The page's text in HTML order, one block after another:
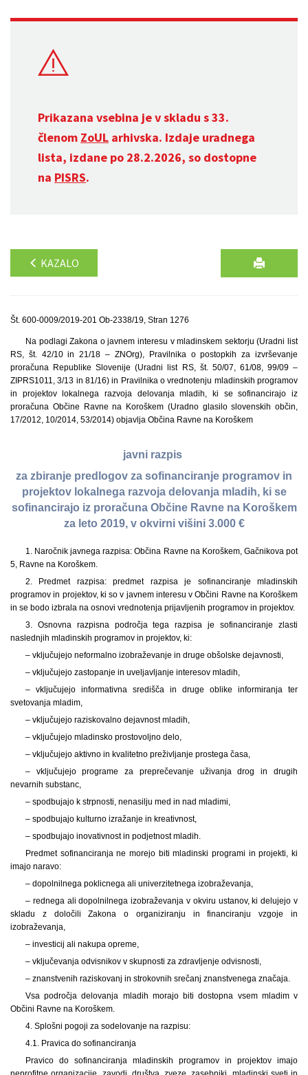
Prikazana vsebina je v skladu s 33.
členom ZoUL arhivska. Izdaje uradnega
lista, izdane po 28.2.2026, so dostopne
na PISRS.
KAZALO
Št. 600-0009/2019-201 Ob-2338/19, Stran 1276
Na podlagi Zakona o javnem interesu v mladinskem sektorju (Uradni list
RS, št. 42/10 in 21/18 – ZNOrg), Pravilnika o postopkih za izvrševanje
proračuna Republike Slovenije (Uradni list RS, št. 50/07, 61/08, 99/09 –
ZIPRS1011, 3/13 in 81/16) in Pravilnika o vrednotenju mladinskih programov
in projektov lokalnega razvoja delovanja mladih, ki se sofinancirajo iz
proračuna Občine Ravne na Koroškem (Uradno glasilo slovenskih občin,
17/2012, 10/2014, 53/2014) objavlja Občina Ravne na Koroškem
javni razpis
za zbiranje predlogov za sofinanciranje programov in
projektov lokalnega razvoja delovanja mladih, ki se
sofinancirajo iz proračuna Občine Ravne na Koroškem
za leto 2019, v okvirni višini 3.000 €
1. Naročnik javnega razpisa: Občina Ravne na Koroškem, Gačnikova pot
5, Ravne na Koroškem.
2. Predmet razpisa: predmet razpisa je sofinanciranje mladinskih
programov in projektov, ki so v javnem interesu v Občini Ravne na Koroškem
in se bodo izbrala na osnovi vrednotenja prijavljenih programov in projektov.
3. Osnovna razpisna področja tega razpisa je sofinanciranje zlasti
naslednjih mladinskih programov in projektov, ki:
– vključujejo neformalno izobraževanje in druge obšolske dejavnosti,
– vključujejo zastopanje in uveljavljanje interesov mladih,
– vključujejo informativna središča in druge oblike informiranja ter
svetovanja mladim,
– vključujejo raziskovalno dejavnost mladih,
– vključujejo mladinsko prostovoljno delo,
– vključujejo aktivno in kvalitetno preživljanje prostega časa,
– vključujejo programe za preprečevanje uživanja drog in drugih
nevarnih substanc,
– spodbujajo k strpnosti, nenasilju med in nad mladimi,
– spodbujajo kulturno izražanje in kreativnost,
– spodbujajo inovativnost in podjetnost mladih.
Predmet sofinanciranja ne morejo biti mladinski programi in projekti, ki
imajo naravo:
– dopolnilnega poklicnega ali univerzitetnega izobraževanja,
– rednega ali dopolnilnega izobraževanja v okviru ustanov, ki delujejo v
skladu z določili Zakona o organiziranju in financiranju vzgoje in
izobraževanja,
– investicij ali nakupa opreme,
– vključevanja odvisnikov v skupnosti za zdravljenje odvisnosti,
– znanstvenih raziskovanj in strokovnih srečanj znanstvenega značaja.
Vsa področja delovanja mladih morajo biti dostopna vsem mladim v
Občini Ravne na Koroškem.
4. Splošni pogoji za sodelovanje na razpisu:
4.1. Pravica do sofinanciranja
Pravico do sofinanciranja mladinskih programov in projektov imajo